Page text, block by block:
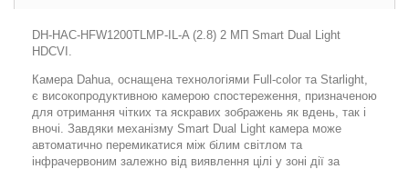
DH-HAC-HFW1200TLMP-IL-A (2.8) 2 МП Smart Dual Light
HDCVI.
Камера Dahua, оснащена технологіями Full-color та Starlight,
є високопродуктивною камерою спостереження, призначеною
для отримання чітких та яскравих зображень як вдень, так і
вночі. Завдяки механізму Smart Dual Light камера може
автоматично перемикатися між білим світлом та
інфрачервоним залежно від виявлення цілі у зоні дії за